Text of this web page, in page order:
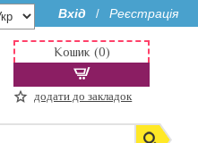
Вхід / Реєстрація
Кошик (0)
додати до закладок